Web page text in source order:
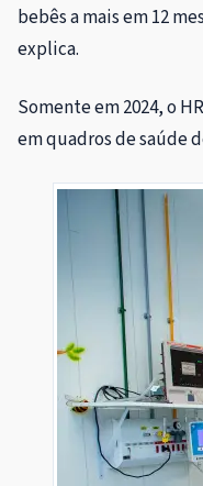
bebês a mais em 12
explica.
Somente em 2024, o
em quadros de saúde